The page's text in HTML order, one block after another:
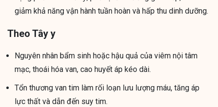
giảm khả năng vận hành tuần hoàn và hấp thu dinh dưỡng.
Theo Tây y
Nguyên nhân bẩm sinh hoặc hậu quả của viêm nội tâm
mạc, thoái hóa van, cao huyết áp kéo dài.
Tổn thương van tim làm rối loạn lưu lượng máu, tăng áp
lực thất và dẫn đến suy tim.